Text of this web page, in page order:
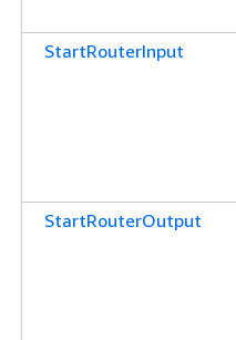
StartRouterInput
StartRouterOutput